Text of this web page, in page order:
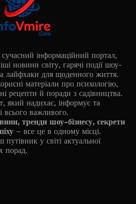
інформаційний портал,
новини світу, гарячі події шоу-
лайфхаки для щоденного життя.
матеріали про психологію,
рецепти й поради з садівництва.
який надихає, інформує та
всього важливого.
тренди шоу-бізнесу, секрети
– все це в одному місці.
путівник у світі актуальної
порад.